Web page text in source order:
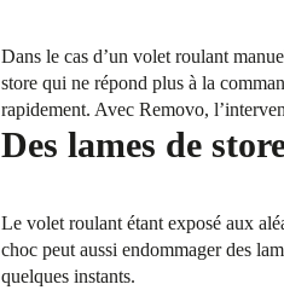
Dans le cas d’un volet roulant
store qui ne répond plus à la
rapidement. Avec Removo,
Des lames de
Le volet roulant étant exposé aux
choc peut aussi endommager des
quelques instants.